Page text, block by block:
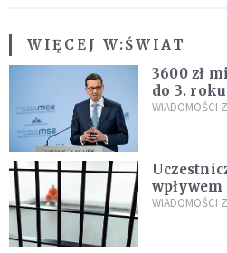
WIĘCEJ W:ŚWIAT
3600 zł
do 3.
WIADOMOŚCI
zdanie
WIADOMOŚCI